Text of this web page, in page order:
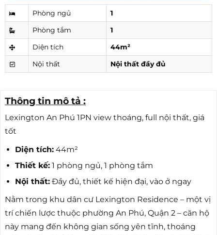
Phòng ngủ
1
Phòng tắm
1
Diện tích
44m²
Nội thất
Nội thất đầy đủ
Thông tin mô tả :
Lexington An Phú 1PN view thoáng, full nội thất, giá
tốt
Diện tích:44m²
Thiết kế:1 phòng ngủ, 1 phòng tắm
Nội thất:Đầy đủ, thiết kế hiện đại, vào ở ngay
Nằm trong khu dân cư Lexington Residence – một vị
trí chiến lược thuộc phường An Phú, Quận 2 – căn hộ
này mang đến không gian sống yên tĩnh, thoáng